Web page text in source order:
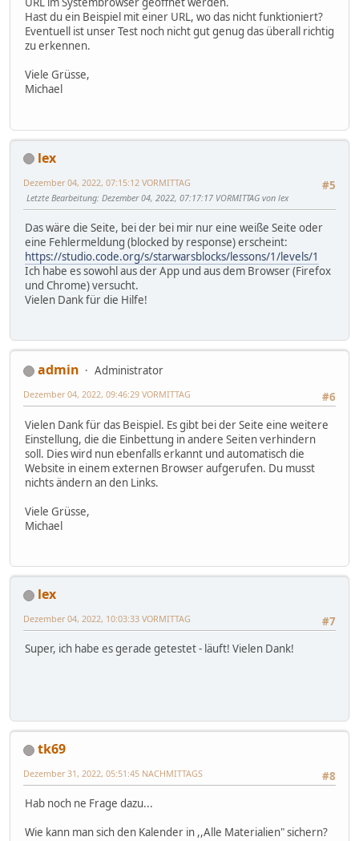
Hast du ein Beispiel mit einer URL, wo das nicht funktioniert?
Eventuell ist unser Test noch nicht gut genug das überall richtig
zu erkennen.
Viele Grüsse,
Michael
lex
#5
Dezember 04, 2022, 07:15:12 VORMITTAG
Letzte Bearbeitung: Dezember 04, 2022, 07:17:17 VORMITTAG von lex
Das wäre die Seite, bei der bei mir nur eine weiße Seite oder
eine Fehlermeldung (blocked by response) erscheint:
https://studio.code.org/s/starwarsblocks/lessons/1/levels/1
Ich habe es sowohl aus der App und aus dem Browser (Firefox
und Chrome) versucht.
Vielen Dank für die Hilfe!
admin
Administrator
#6
Dezember 04, 2022, 09:46:29 VORMITTAG
Vielen Dank für das Beispiel. Es gibt bei der Seite eine weitere
Einstellung, die die Einbettung in andere Seiten verhindern
soll. Dies wird nun ebenfalls erkannt und automatisch die
Website in einem externen Browser aufgerufen. Du musst
nichts ändern an den Links.
Viele Grüsse,
Michael
lex
#7
Dezember 04, 2022, 10:03:33 VORMITTAG
Super, ich habe es gerade getestet - läuft! Vielen Dank!
tk69
#8
Dezember 31, 2022, 05:51:45 NACHMITTAGS
Hab noch ne Frage dazu...
Wie kann man sich den Kalender in ,,Alle Materialien" sichern?